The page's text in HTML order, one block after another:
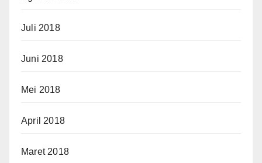
Juli 2018
Juni 2018
Mei 2018
April 2018
Maret 2018